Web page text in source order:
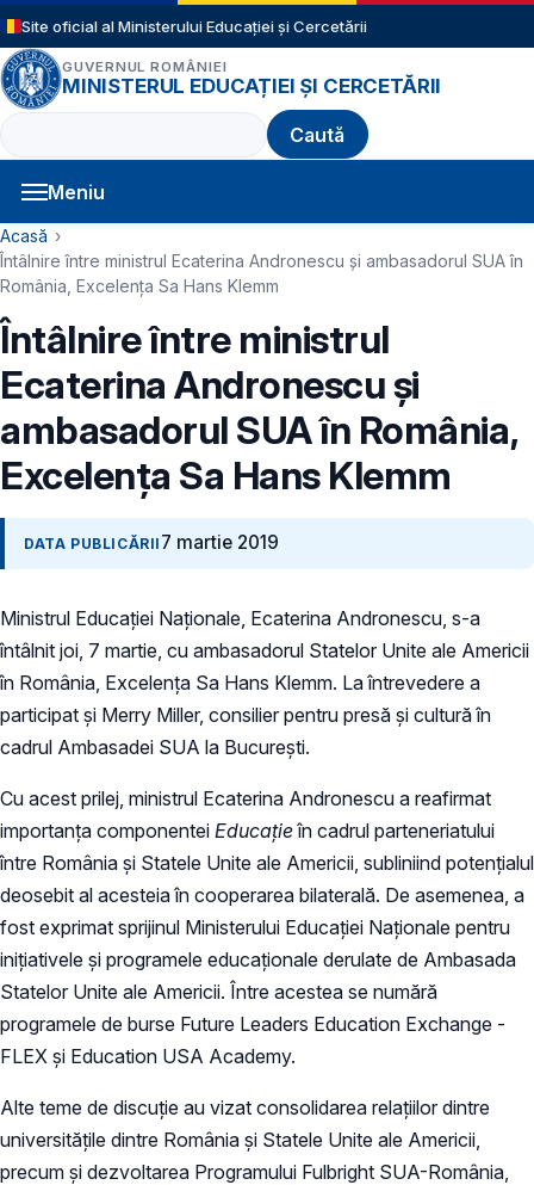
Sari la conținutul principal
Site oficial al Ministerului Educației și Cercetării
GUVERNUL ROMÂNIEI
MINISTERUL EDUCAȚIEI ȘI CERCETĂRII
Caută
Meniu
Navigație principală
Cale de navigare
Acasă
Întâlnire între ministrul Ecaterina Andronescu și ambasadorul SUA în
România, Excelența Sa Hans Klemm
Întâlnire între ministrul
Ecaterina Andronescu și
ambasadorul SUA în România,
Excelența Sa Hans Klemm
DATA PUBLICĂRII 7 martie 2019
Ministrul Educației Naționale, Ecaterina Andronescu, s-a
întâlnit joi, 7 martie, cu ambasadorul Statelor Unite ale Americii
în România, Excelența Sa Hans Klemm. La întrevedere a
participat și Merry Miller, consilier pentru presă și cultură în
cadrul Ambasadei SUA la București.
Cu acest prilej, ministrul Ecaterina Andronescu a reafirmat
importanța componentei Educațieîn cadrul parteneriatului
între România și Statele Unite ale Americii, subliniind potențialul
deosebit al acesteia în cooperarea bilaterală. De asemenea, a
fost exprimat sprijinul Ministerului Educației Naționale pentru
inițiativele și programele educaționale derulate de Ambasada
Statelor Unite ale Americii. Între acestea se numără
programele de burse Future Leaders Education Exchange -
FLEX și Education USA Academy.
Alte teme de discuție au vizat consolidarea relațiilor dintre
universitățile dintre România și Statele Unite ale Americii,
precum și dezvoltarea Programului Fulbright SUA-România,